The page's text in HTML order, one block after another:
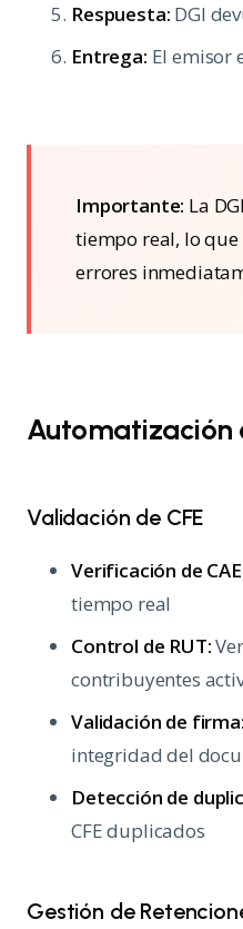
Respuesta: DGI
Entrega: El emisor
Importante: La
tiempo real, lo
errores
Automatización
Validación de CFE
Verificación de
tiempo real
Control de RUT:
contribuyentes
Validación de firma:
integridad del
Detección de
CFE duplicados
Gestión de